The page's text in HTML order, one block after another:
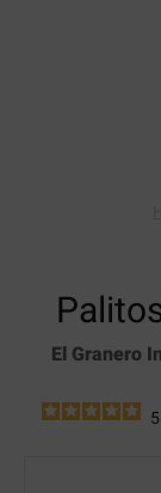
El Granero
5